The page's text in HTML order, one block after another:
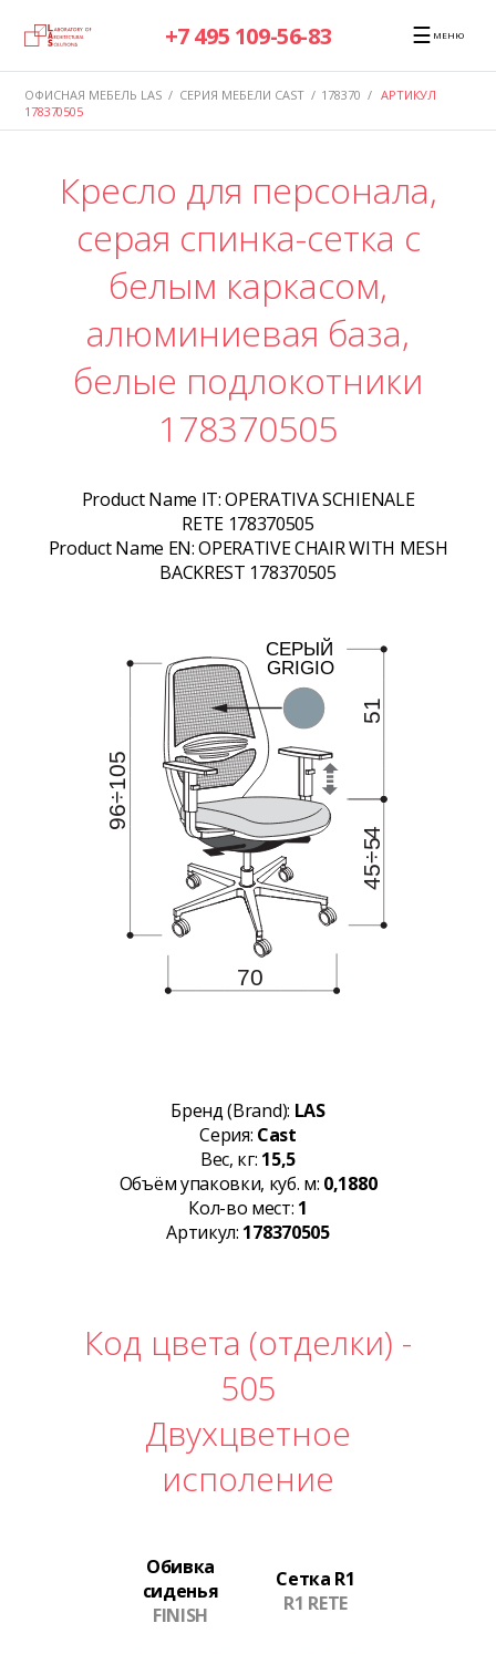
+7 495 109-56-83 ☰ МЕНЮ
ОФИСНАЯ МЕБЕЛЬ LAS / СЕРИЯ МЕБЕЛИ CAST / 178370 / АРТИКУЛ
178370505
Кресло для персонала,
серая спинка-сетка с
белым каркасом,
алюминиевая база,
белые подлокотники
178370505
Product Name IT:OPERATIVA SCHIENALE
RETE 178370505
Product Name EN:OPERATIVE CHAIR WITH MESH
BACKREST 178370505
Бренд (Brand): LAS
Серия: Cast
Вес, кг: 15,5
Объём упаковки, куб. м: 0,1880
Кол-во мест: 1
Артикул: 178370505
Код цвета (отделки) -
505
Двухцветное
исполение
Обивка
сиденья
FINISH
Сетка R1
R1 RETE